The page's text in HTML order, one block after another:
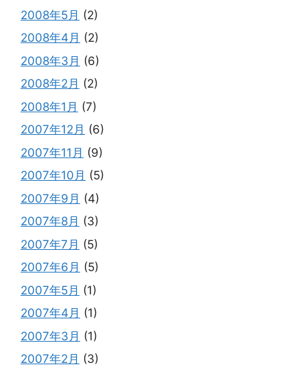
2008年5月 (2)
2008年4月 (2)
2008年3月 (6)
2008年2月 (2)
2008年1月 (7)
2007年12月 (6)
2007年11月 (9)
2007年10月 (5)
2007年9月 (4)
2007年8月 (3)
2007年7月 (5)
2007年6月 (5)
2007年5月 (1)
2007年4月 (1)
2007年3月 (1)
2007年2月 (3)